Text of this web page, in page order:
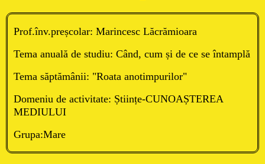
Prof.înv.preșcolar: Marincesc Lăcrămioara
Tema anuală de studiu: Când, cum și de ce se întamplă
Tema săptămânii: "Roata anotimpurilor"
Domeniu de activitate: Științe-CUNOAȘTEREA
MEDIULUI
Grupa:Mare